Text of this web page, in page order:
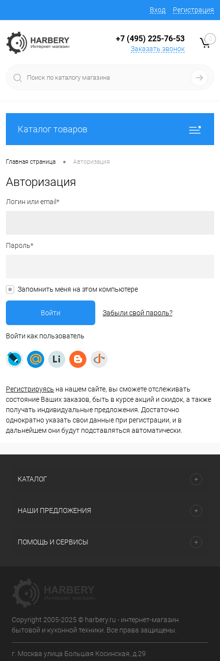
Вход Регистрация
+7 (495) 225-76-53
Заказать звонок
0
Каталог товаров
Главная страница • Авторизация
Авторизация
Логин или email*
Пароль*
Запомнить меня на этом компьютере
Забыли свой пароль?
Войти как пользователь
Регистрируясь на нашем сайте, вы сможете отслеживать
состояние Ваших заказов, быть в курсе акций и скидок, а также
получать индивидуальные предложения. Достаточно
однократно указать свои данные при регистрации, и в
дальнейшем они будут подставляться автоматически.
КАТАЛОГ
НАШИ ПРЕДЛОЖЕНИЯ
ПОМОЩЬ И СЕРВИСЫ
Copyright 2005-2025 © harbery.ru - интернет-магазин
бытовой и кухонной техники. Все права защищены.
г. Москва улица Большая Косинская, д.29